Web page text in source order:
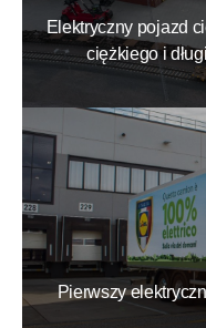
Elektryczny pojazd
ciężkiego i
Pierwszy